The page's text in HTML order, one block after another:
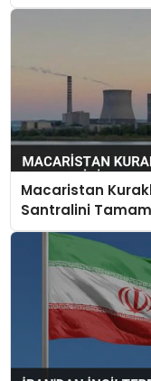
Macaristan
Santralini